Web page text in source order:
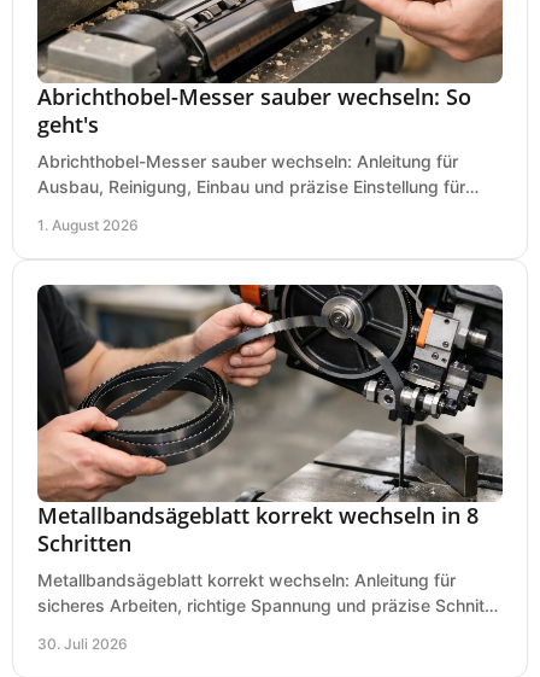
Abrichthobel-Messer sauber wechseln: So
geht's
Abrichthobel-Messer sauber wechseln: Anleitung für
Ausbau, Reinigung, Einbau und präzise Einstellung für
1. August 2026
Metallbandsägeblatt korrekt wechseln in 8
Schritten
Metallbandsägeblatt korrekt wechseln: Anleitung für
sicheres Arbeiten, richtige Spannung und präzise Schnitte
30. Juli 2026